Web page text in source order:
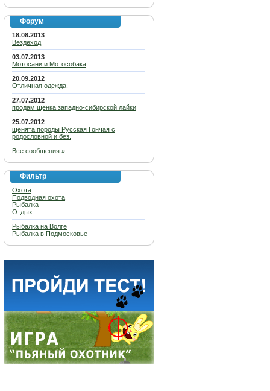
Форум
18.08.2013
Вездеход
03.07.2013
Мотосани и Мотособака
20.09.2012
Отличная одежда.
27.07.2012
продам щенка западно-сибирской лайки
25.07.2012
щенята породы Русская Гончая с
родословной и без.
Все сообщения »
Фильтр
Охота
Подводная охота
Рыбалка
Отдых
Рыбалка на Волге
Рыбалка в Подмосковье